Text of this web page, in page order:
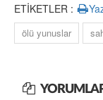
ETİKETLER :
ölü yunuslar